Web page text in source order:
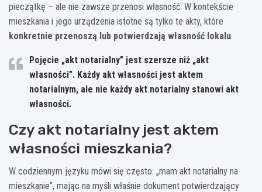
pieczątkę – ale nie zawsze przenosi własność. W kontekście
mieszkania i jego urządzenia istotne są tylko te akty, które
konkretnie przenoszą lub potwierdzają własność lokalu.
Pojęcie „akt notarialny” jest szersze niż „akt
własności”. Każdy akt własności jest aktem
notarialnym, ale nie każdy akt notarialny stanowi akt
własności.
Czy akt notarialny jest aktem
własności mieszkania?
W codziennym języku mówi się często: „mam akt notarialny na
mieszkanie”, mając na myśli właśnie dokument potwierdzający